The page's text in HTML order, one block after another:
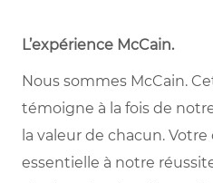
L’expérience McCain.
Nous sommes McCain.
témoigne à la fois de
la valeur de chacun.
essentielle à notre